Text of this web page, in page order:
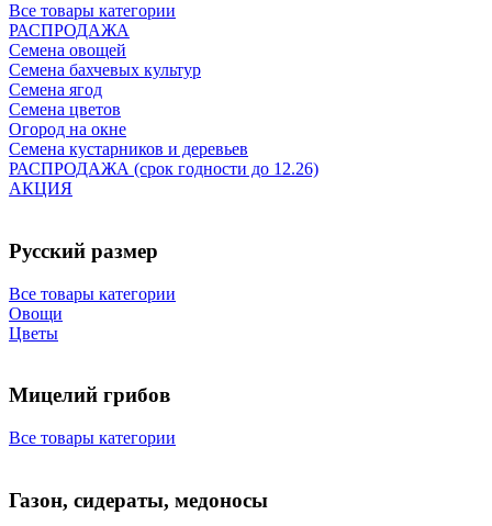
Все товары категории
РАСПРОДАЖА
Семена овощей
Семена бахчевых культур
Семена ягод
Семена цветов
Огород на окне
Семена кустарников и деревьев
РАСПРОДАЖА (срок годности до 12.26)
АКЦИЯ
Русский размер
Все товары категории
Овощи
Цветы
Мицелий грибов
Все товары категории
Газон, сидераты, медоносы